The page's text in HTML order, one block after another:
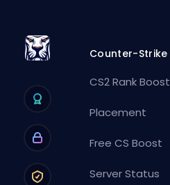
Counter-Strike
CS2 Rank Boost
Placement
Free CS Boost
Server Status